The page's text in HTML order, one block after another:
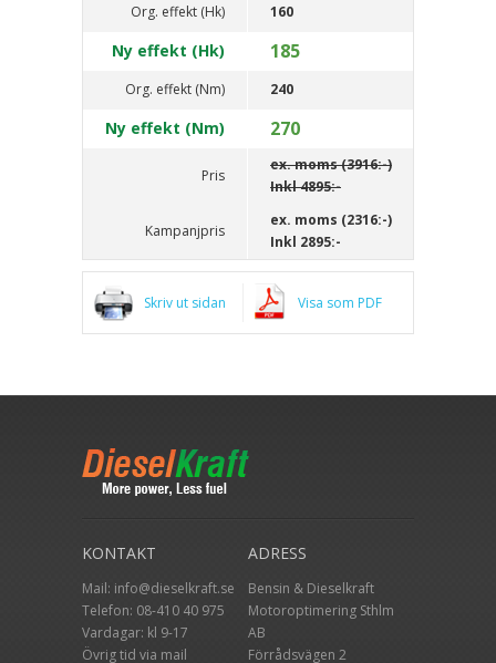
Org. effekt (Hk) 160
Ny effekt (Hk) 185
Org. effekt (Nm) 240
Ny effekt (Nm) 270
Pris
ex. moms (3916:-)
Inkl4895:-
Kampanjpris
ex. moms (2316:-)
Inkl 2895:-
Skriv ut sidan Visa som PDF
KONTAKT
Mail: info@dieselkraft.se
Telefon: 08-410 40 975
Vardagar: kl 9-17
Övrig tid via mail
ADRESS
Bensin & Dieselkraft
Motoroptimering Sthlm
AB
Förrådsvägen 2